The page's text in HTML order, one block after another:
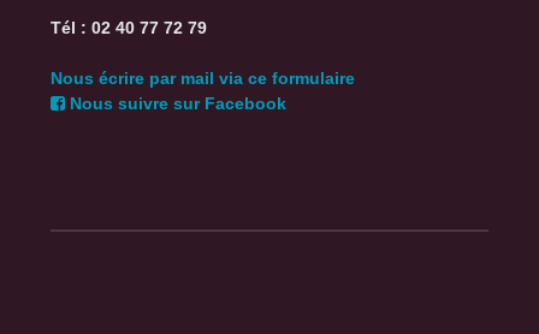
Tél : 02 40 77 72 79
Nous écrire par mail via ce formulaire
Nous suivre sur Facebook